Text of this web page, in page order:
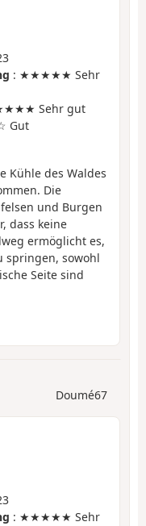
: ★★★★★ Sehr
Sehr gut
Gut
Kühle des Waldes
Die
und Burgen
dass keine
ermöglicht es,
springen, sowohl
Seite sind
Doumé67
: ★★★★★ Sehr